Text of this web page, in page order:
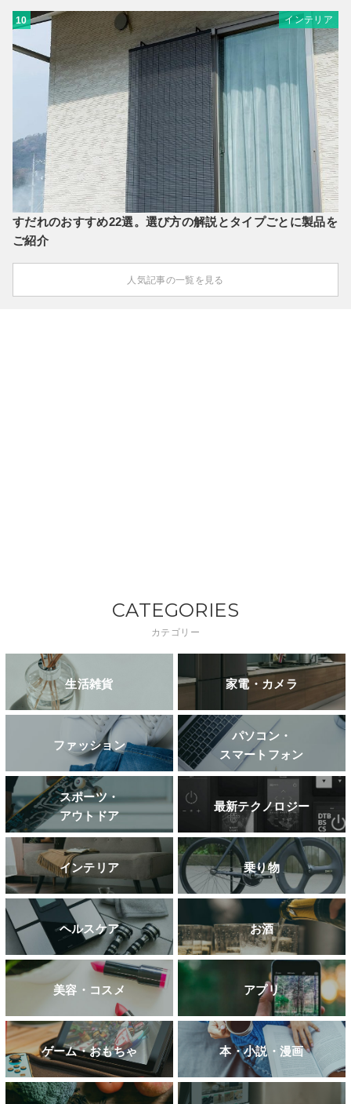
10 インテリア
すだれのおすすめ22選。選び方の解説とタイプごとに製品を
ご紹介
人気記事の一覧を見る
CATEGORIES
カテゴリー
生活雑貨 家電・カメラ
ファッション
パソコン・
スマートフォン
スポーツ・
アウトドア
最新テクノロジー
インテリア 乗り物
ヘルスケア お酒
美容・コスメ アプリ
ゲーム・おもちゃ 本・小説・漫画